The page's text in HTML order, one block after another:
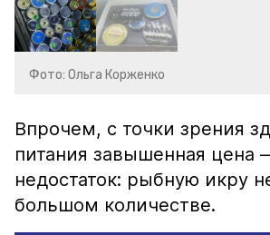
Фото: Ольга Корженко
Впрочем, с точки зрения
питания завышенная цена
недостаток: рыбную икру
большом количестве.